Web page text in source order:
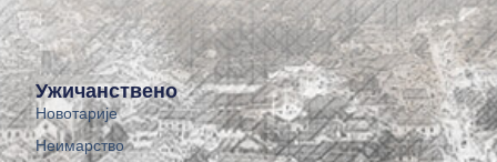
Ужичанствено
Новотарије
Неимарство